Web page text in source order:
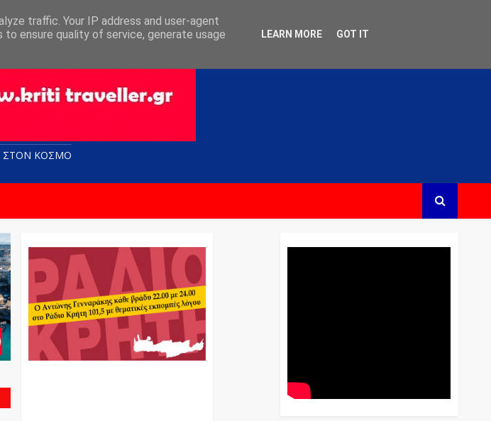
KOΣΜΟ
traffic. Your IP address and user-agent
ensure quality of service, generate usage
LEARN MORE GOT IT